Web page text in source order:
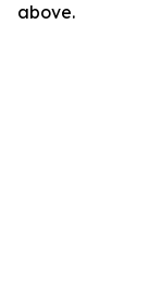
above.